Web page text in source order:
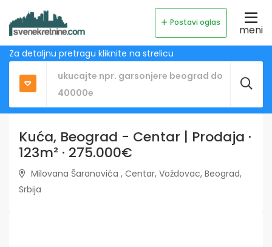
Postavi oglas
meni
Za detaljnu pretragu kliknite na strelicu
Kuća, Beograd - Centar | Prodaja ·
123m² · 275.000€
Milovana Šaranovića , Centar, Voždovac, Beograd,
Srbija